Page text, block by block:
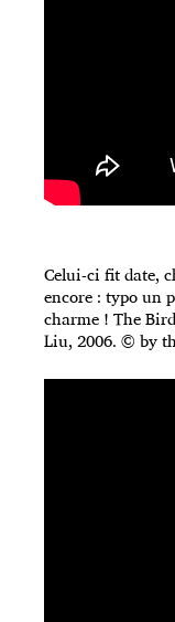
Celui-ci fit date,
encore : typo un
charme ! The
Liu, 2006. © by